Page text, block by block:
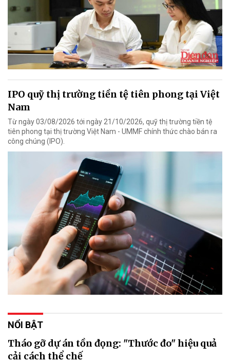
IPO quỹ thị trường tiền tệ tiên phong tại Việt
Nam
Từ ngày 03/08/2026 tới ngày 21/10/2026, quỹ thị trường tiền tệ
tiên phong tại thị trường Việt Nam - UMMF chính thức chào bán ra
công chúng (IPO).
NỔI BẬT
Tháo gỡ dự án tồn đọng: "Thước đo" hiệu quả
cải cách thể chế